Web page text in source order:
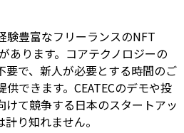
験豊富なフリーランスのNFT
あります。コアテクノロジーの
要で、新人が必要とする時間のご
できます。CEATECのデモや投
けて競争する日本のスタートアッ
り知れません。